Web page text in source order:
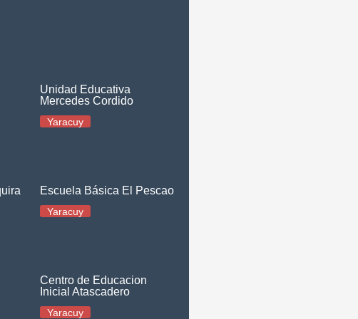
Unidad Educativa
Mercedes Cordido
Yaracuy
Escuela Básica El Pescao
Yaracuy
Centro de Educacion
Inicial Atascadero
Yaracuy